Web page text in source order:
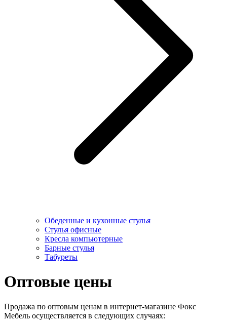
Обеденные и кухонные стулья
Стулья офисные
Кресла компьютерные
Барные стулья
Табуреты
Оптовые цены
Продажа по оптовым ценам в интернет-магазине Фокс
Мебель осуществляется в следующих случаях: